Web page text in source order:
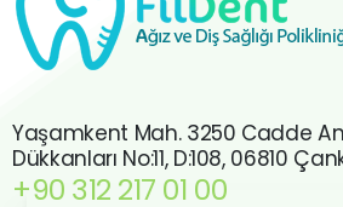
Yaşamkent Mah. 3250 Cadde
Dükkanları No:11, D:108, 06810
+90 312 217 01 00